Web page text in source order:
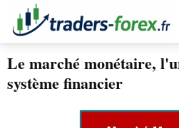
Le marché monétaire,
système financier